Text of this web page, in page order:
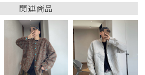
関連商品